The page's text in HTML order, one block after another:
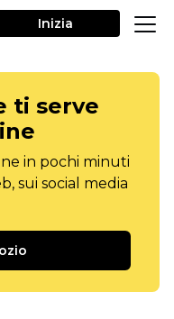
Inizia
ti serve
in pochi minuti
sui social media